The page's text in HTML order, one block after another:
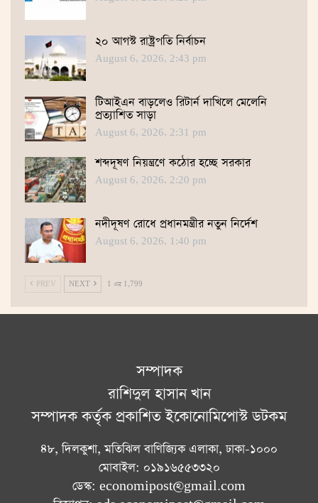
২০ আগস্ট রাষ্ট্রপতি নির্বাচন
August 6, 2026, 2:43 pm
টিআইএন বাড়লেও রিটার্ন দাখিলে মেলেনি
প্রত্যাশিত সাড়া
August 6, 2026, 2:31 pm
শব্দদূষণ নিয়ন্ত্রণে কঠোর হচ্ছে সরকার
August 6, 2026, 2:20 pm
নদীদূষণ রোধে প্রধানমন্ত্রীর নতুন নির্দেশ
August 6, 2026, 1:40 pm
PREV NEXT 1 এর 1,799
সম্পাদক
রাশিদুল হাসান খান
সম্পাদক কর্তৃক প্রকাশিত ইকোনোমিপোস্ট ডটকম
৪৮, দিলকুশা, মতিঝিল বাণিজ্যিক এলাকা, ঢাকা-১০০০
মোবাইল: ০১৯১৬৫৫৩৩২০
ডেস্ক: economipost@gmail.com